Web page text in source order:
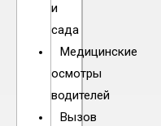
и
сада
Медицинские
осмотры
водителей
Вызов